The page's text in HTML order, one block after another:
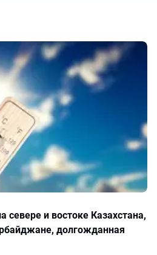
и востоке Казахстана,
долгожданная